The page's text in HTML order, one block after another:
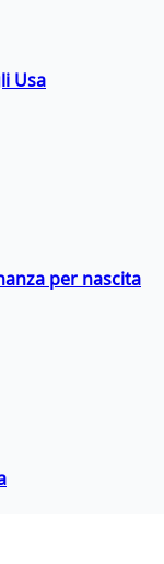
Usa
per nascita